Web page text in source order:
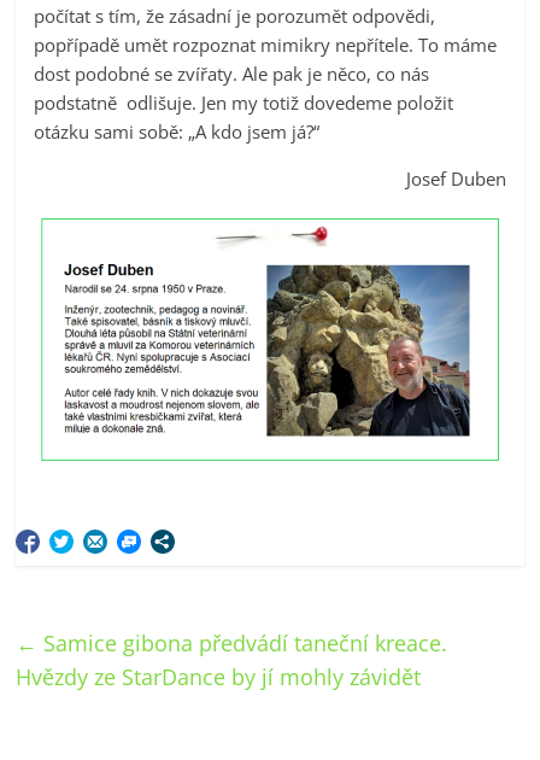
počítat s tím, že zásadní je porozumět odpovědi,
popřípadě umět rozpoznat mimikry nepřítele. To máme
dost podobné se zvířaty. Ale pak je něco, co nás
podstatně odlišuje. Jen my totiž dovedeme položit
otázku sami sobě: „A kdo jsem já?“
Josef Duben
← Samice gibona předvádí taneční kreace.
Hvězdy ze StarDance by jí mohly závidět